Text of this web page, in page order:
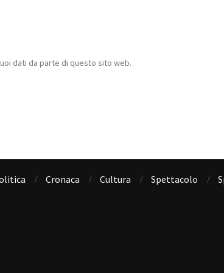
dati da parte di questo sito web.
Cronaca Cultura Spettacolo